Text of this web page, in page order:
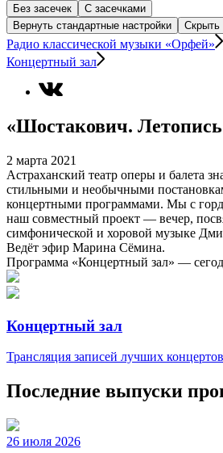
Без засечек
С засечками
Вернуть стандартные настройки
Скрыть
Радио классической музыки «Орфей»
Концертный зал
«Шостакович. Летопись
2 марта 2021
Астраханский театр оперы и балета
стильными и необычными
концертными программами. Мы с
наш совместный проект — вечер,
симфонической и хоровой музыке
Ведёт эфир Марина Сёмина.
Программа «Концертный зал» —
Концертный зал
Трансляция записей лучших концертов
Последние выпуски
26 июля 2026